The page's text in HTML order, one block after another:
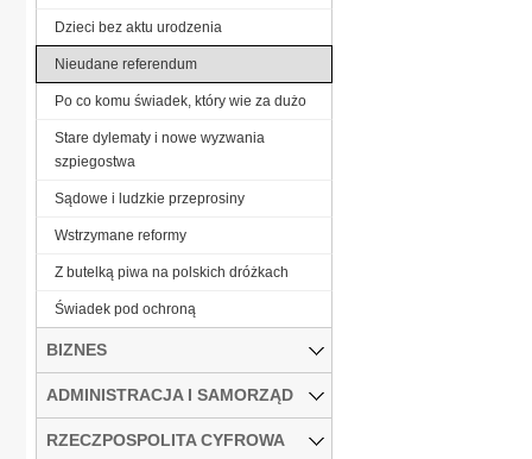
Dzieci bez aktu urodzenia
Nieudane referendum
Po co komu świadek, który wie za dużo
Stare dylematy i nowe wyzwania
szpiegostwa
Sądowe i ludzkie przeprosiny
Wstrzymane reformy
Z butelką piwa na polskich dróżkach
Świadek pod ochroną
BIZNES
ADMINISTRACJA I SAMORZĄD
RZECZPOSPOLITA CYFROWA